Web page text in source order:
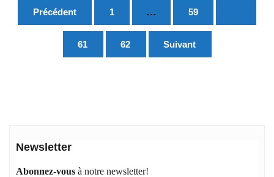
Pagination
des
publications
Précédent 1 … 59
61 62 Suivant
Newsletter
Abonnez-vous à notre newsletter!